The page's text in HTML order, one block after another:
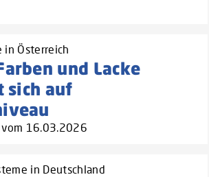
in Österreich
und Lacke
sich auf
16.03.2026
in Deutschland